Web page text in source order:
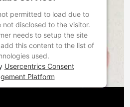
permitted to load due to
disclosed to the visitor.
needs to setup the site
this content to the list of
used.
Usercentrics Consent
Platform